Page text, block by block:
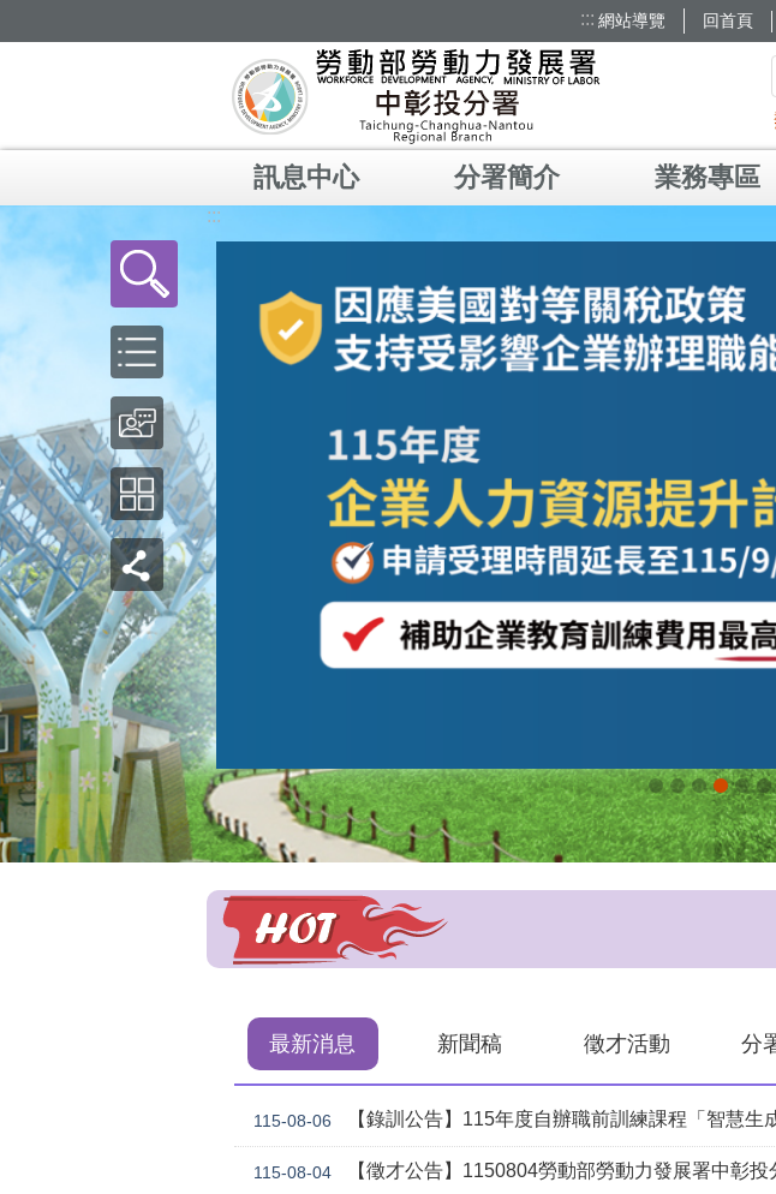
::: 網站導覽 回首頁
訊息中心 分署簡介 業務專區
:::
最新消息 新聞稿 徵才活動 分
115-08-06 【錄訓公告】115年度自辦職前訓練課程「智慧生成全端程式與跨平台APP整合
115-08-04 【徵才公告】1150804勞動部勞動力發展署中彰投分署 「社勞